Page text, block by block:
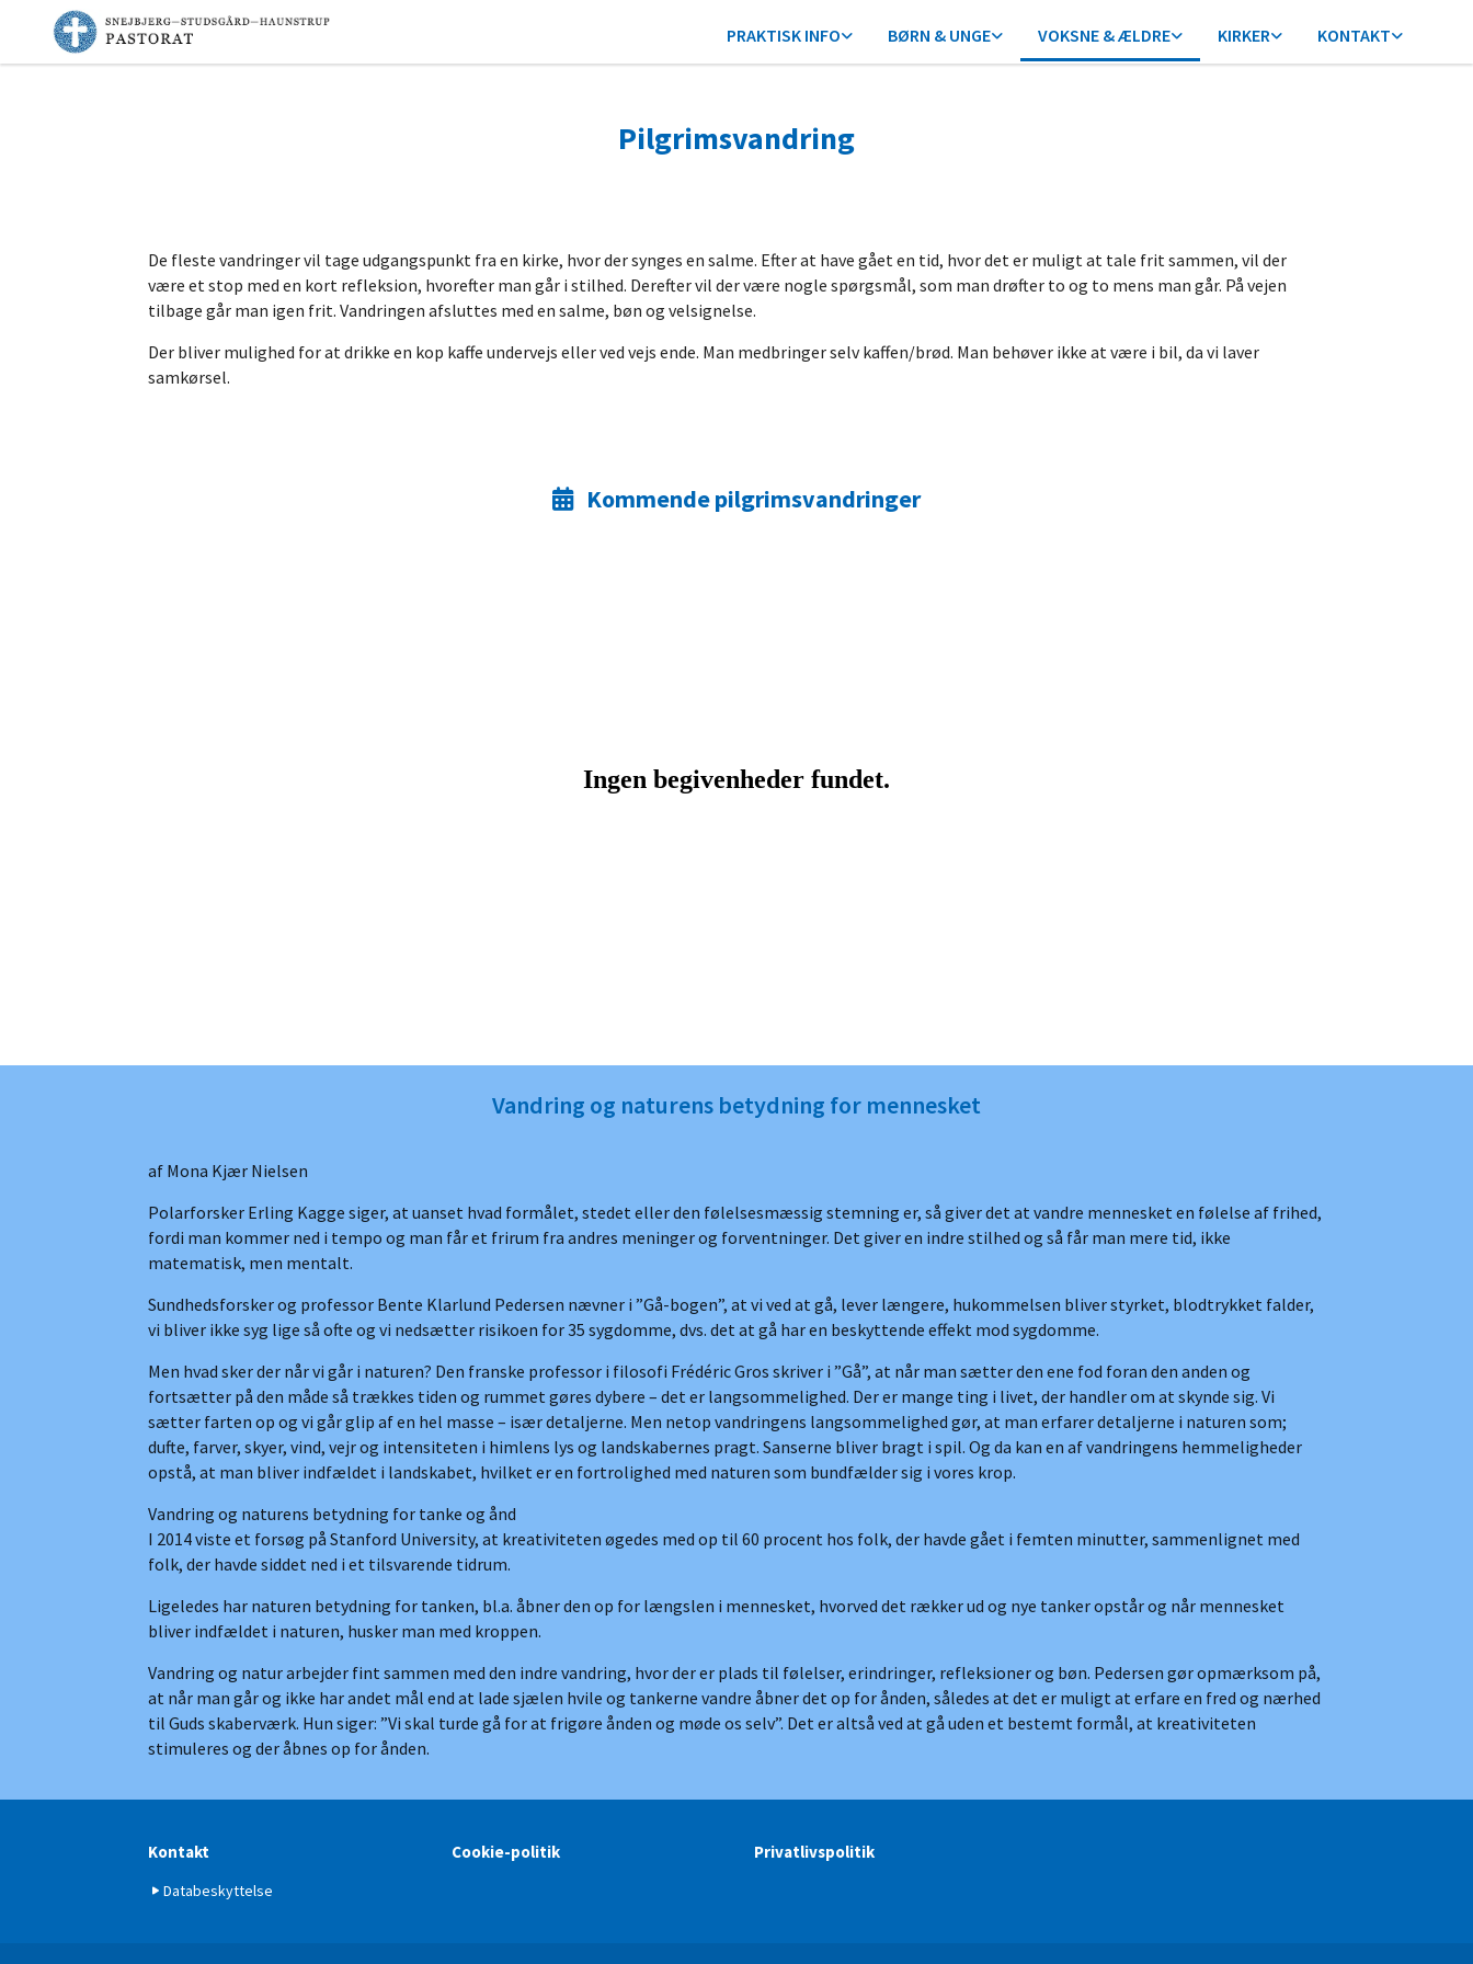
PRAKTISK INFO BØRN & UNGE VOKSNE & ÆLDRE KIRKER KONTAKT
Pilgrimsvandring
De fleste vandringer vil tage udgangspunkt fra en kirke, hvor der synges en salme. Efter at have gået en tid, hvor det er muligt at tale frit sammen, vil der
være et stop med en kort refleksion, hvorefter man går i stilhed. Derefter vil der være nogle spørgsmål, som man drøfter to og to mens man går. På vejen
tilbage går man igen frit. Vandringen afsluttes med en salme, bøn og velsignelse.
Der bliver mulighed for at drikke en kop kaffe undervejs eller ved vejs ende. Man medbringer selv kaffen/brød. Man behøver ikke at være i bil, da vi laver
samkørsel.
Kommende pilgrimsvandringer
Vandring og naturens betydning for mennesket
af Mona Kjær Nielsen
Polarforsker Erling Kagge siger, at uanset hvad formålet, stedet eller den følelsesmæssig stemning er, så giver det at vandre mennesket en følelse af frihed,
fordi man kommer ned i tempo og man får et frirum fra andres meninger og forventninger. Det giver en indre stilhed og så får man mere tid, ikke
matematisk, men mentalt.
Sundhedsforsker og professor Bente Klarlund Pedersen nævner i ”Gå-bogen”, at vi ved at gå, lever længere, hukommelsen bliver styrket, blodtrykket falder,
vi bliver ikke syg lige så ofte og vi nedsætter risikoen for 35 sygdomme, dvs. det at gå har en beskyttende effekt mod sygdomme.
Men hvad sker der når vi går i naturen? Den franske professor i filosofi Frédéric Gros skriver i ”Gå”, at når man sætter den ene fod foran den anden og
fortsætter på den måde så trækkes tiden og rummet gøres dybere – det er langsommelighed. Der er mange ting i livet, der handler om at skynde sig. Vi
sætter farten op og vi går glip af en hel masse – især detaljerne. Men netop vandringens langsommelighed gør, at man erfarer detaljerne i naturen som;
dufte, farver, skyer, vind, vejr og intensiteten i himlens lys og landskabernes pragt. Sanserne bliver bragt i spil. Og da kan en af vandringens hemmeligheder
opstå, at man bliver indfældet i landskabet, hvilket er en fortrolighed med naturen som bundfælder sig i vores krop.
Vandring og naturens betydning for tanke og ånd
I 2014 viste et forsøg på Stanford University, at kreativiteten øgedes med op til 60 procent hos folk, der havde gået i femten minutter, sammenlignet med
folk, der havde siddet ned i et tilsvarende tidrum.
Ligeledes har naturen betydning for tanken, bl.a. åbner den op for længslen i mennesket, hvorved det rækker ud og nye tanker opstår og når mennesket
bliver indfældet i naturen, husker man med kroppen.
Vandring og natur arbejder fint sammen med den indre vandring, hvor der er plads til følelser, erindringer, refleksioner og bøn. Pedersen gør opmærksom på,
at når man går og ikke har andet mål end at lade sjælen hvile og tankerne vandre åbner det op for ånden, således at det er muligt at erfare en fred og nærhed
til Guds skaberværk. Hun siger: ”Vi skal turde gå for at frigøre ånden og møde os selv”. Det er altså ved at gå uden et bestemt formål, at kreativiteten
stimuleres og der åbnes op for ånden.
Kontakt
Databeskyttelse
Cookie-politik Privatlivspolitik